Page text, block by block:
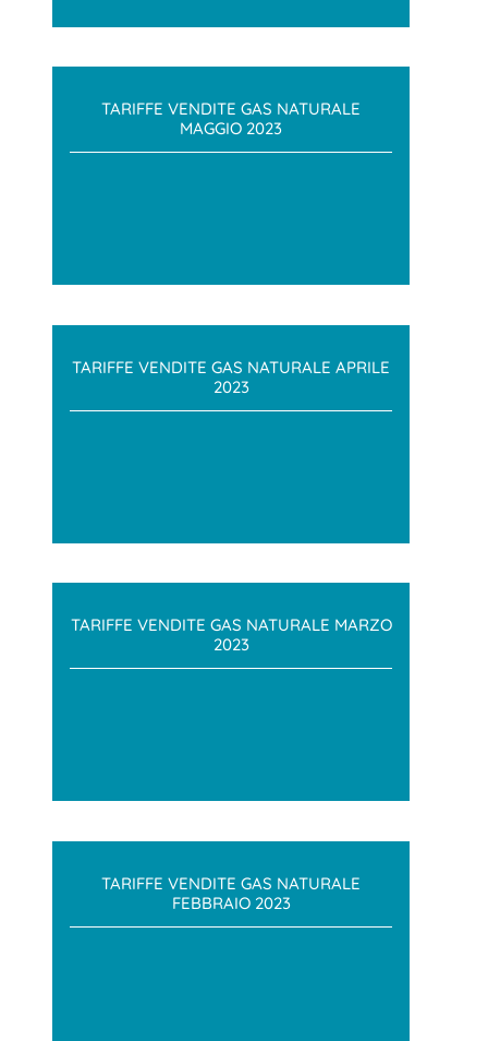
TARIFFE VENDITE GAS NATURALE
MAGGIO 2023
TARIFFE VENDITE GAS NATURALE APRILE
2023
TARIFFE VENDITE GAS NATURALE MARZO
2023
TARIFFE VENDITE GAS NATURALE
FEBBRAIO 2023